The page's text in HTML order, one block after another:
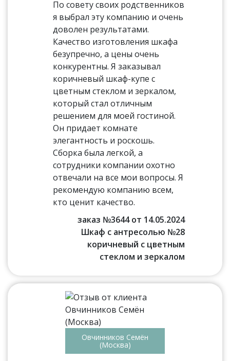
По совету своих родственников
я выбрал эту компанию и очень
доволен результатами.
Качество изготовления шкафа
безупречно, а цены очень
конкурентны. Я заказывал
коричневый шкаф-купе с
цветным стеклом и зеркалом,
который стал отличным
решением для моей гостиной.
Он придает комнате
элегантность и роскошь.
Сборка была легкой, а
сотрудники компании охотно
отвечали на все мои вопросы. Я
рекомендую компанию всем,
кто ценит качество.
заказ №3644 от 14.05.2024
Шкаф с антресолью №28
коричневый с цветным
стеклом и зеркалом
Овчинников Семён
(Москва)